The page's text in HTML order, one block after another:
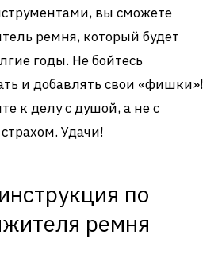
вы сможете
ремня, который будет
годы. Не бойтесь
и добавлять свои «фишки»!
к делу с душой, а не с
Удачи!
по
ремня